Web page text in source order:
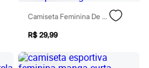
Camiseta Feminina De Algodão Manga Curta Estampada Bege
R$ 29,99